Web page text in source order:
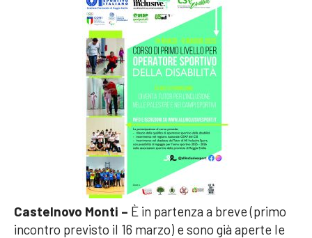
Castelnovo Monti – È in partenza a breve (primo
incontro previsto il 16 marzo) e sono già aperte le